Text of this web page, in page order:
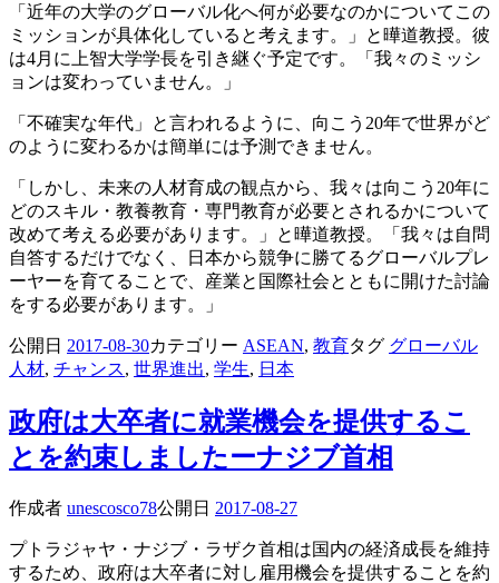
「近年の大学のグローバル化へ何が必要なのかについてこの
ミッションが具体化していると考えます。」と曄道教授。彼
は4月に上智大学学長を引き継ぐ予定です。「我々のミッシ
ョンは変わっていません。」
「不確実な年代」と言われるように、向こう20年で世界がど
のように変わるかは簡単には予測できません。
「しかし、未来の人材育成の観点から、我々は向こう20年に
どのスキル・教養教育・専門教育が必要とされるかについて
改めて考える必要があります。」と曄道教授。「我々は自問
自答するだけでなく、日本から競争に勝てるグローバルプレ
ーヤーを育てることで、産業と国際社会とともに開けた討論
をする必要があります。」
公開日 2017-08-30カテゴリー ASEAN, 教育タグ グローバル
人材, チャンス, 世界進出, 学生, 日本
政府は大卒者に就業機会を提供するこ
とを約束しましたーナジブ首相
作成者 unescosco78公開日 2017-08-27
プトラジャヤ・ナジブ・ラザク首相は国内の経済成長を維持
するため、政府は大卒者に対し雇用機会を提供することを約